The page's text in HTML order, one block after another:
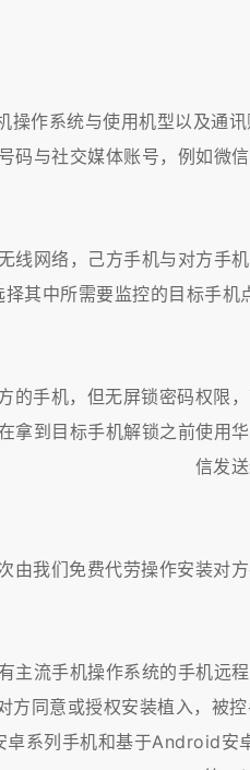
操作系统与使用机型以及通
码与社交媒体账号，例如微
线网络，己方手机与对方手
择其中所需要监控的目标手机
的手机，但无屏锁密码权限
拿到目标手机解锁之前使用
信发
由我们免费代劳操作安装对
主流手机操作系统的手机远
方同意或授权安装植入，被
系列手机和基于Android安